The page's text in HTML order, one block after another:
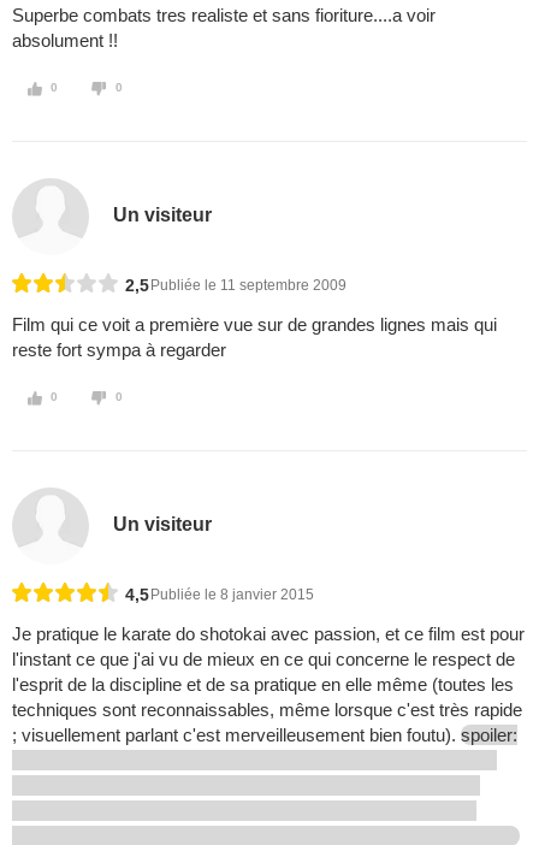
Superbe combats tres realiste et sans fioriture....a voir
absolument !!
0 0
Un visiteur
2,5 Publiée le 11 septembre 2009
Film qui ce voit a première vue sur de grandes lignes mais qui
reste fort sympa à regarder
0 0
Un visiteur
4,5 Publiée le 8 janvier 2015
Je pratique le karate do shotokai avec passion, et ce film est pour
l'instant ce que j'ai vu de mieux en ce qui concerne le respect de
l'esprit de la discipline et de sa pratique en elle même (toutes les
techniques sont reconnaissables, même lorsque c'est très rapide
; visuellement parlant c'est merveilleusement bien foutu). spoiler: